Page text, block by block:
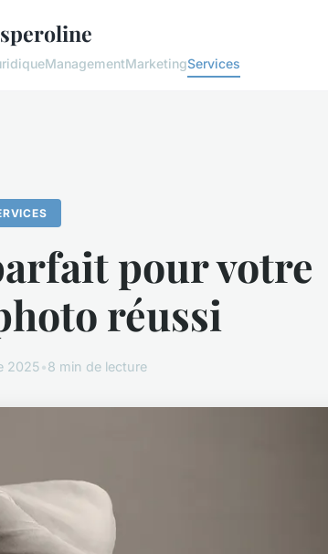
ManagementMarketingServices
pour votre
réussi
2025•8 min de lecture